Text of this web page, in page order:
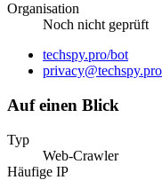
Organisation
Noch nicht geprüft
Website
techspy.pro/bot
E-
privacy@techspy.pro
Auf einen Blick
Typ
Web-Crawler
Häufige IP